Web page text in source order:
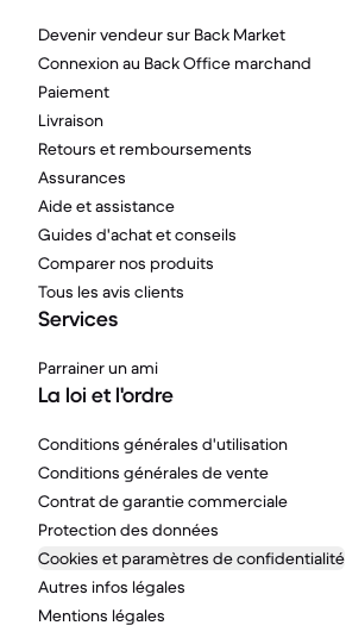
Devenir vendeur sur Back Market
Connexion au Back Office marchand
Paiement
Livraison
Retours et remboursements
Assurances
Aide et assistance
Guides d'achat et conseils
Comparer nos produits
Tous les avis clients
Services
Parrainer un ami
La loi et l'ordre
Conditions générales d'utilisation
Conditions générales de vente
Contrat de garantie commerciale
Protection des données
Cookies et paramètres de confidentialité
Autres infos légales
Mentions légales